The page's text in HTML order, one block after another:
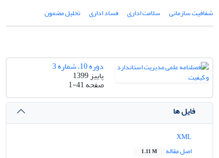
شفافیت سازمانی
سلامت اداری فساد اداری تحلیل مضمون
دوره 10، شماره 3
پاییز 1399
صفحه1-41
فایل ها
اصل مقاله
1.11 M